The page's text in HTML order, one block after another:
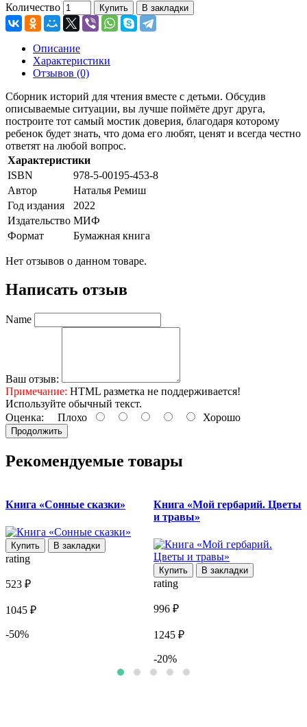
Количество Купить В закладки
Описание
Характеристики
Отзывов (0)
Сборник историй для чтения вместе с детьми. Обсудив
описываемые ситуации, вы лучше поймёте друг друга,
построите тот самый мостик доверия, благодаря которому
ребенок будет знать, что дома его любят, ценят и всегда честно
ответят на любой вопрос.
Характеристики
ISBN
978-5-00195-453-8
Автор
Наталья Ремиш
Год издания
2022
Издательство МИФ
Формат
Бумажная книга
Нет отзывов о данном товаре.
Написать отзыв
Name
Ваш отзыв:
Примечание: HTML разметка не поддерживается!
Используйте обычный текст.
Оценка: Плохо Хорошо
Продолжить
Рекомендуемые товары
Книга «Сонные сказки»
Купить В закладки
rating
523 ₽
1045 ₽
-50%
Книга «Мой гербарий. Цветы
и травы»
Купить В закладки
rating
996 ₽
1245 ₽
-20%